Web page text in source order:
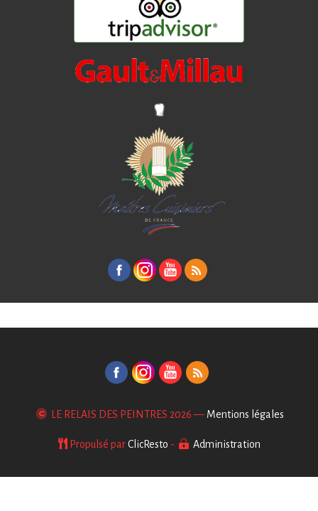
LE RELAIS DES PEINTRES 2026 — Mentions légales
Propulsé parClicResto - Administration